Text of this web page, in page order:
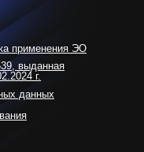
применения ЭО
данных
выданная
г.